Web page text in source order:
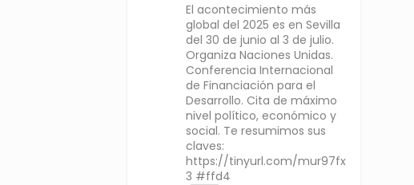
El acontecimiento más
global del 2025 es en Sevilla
del 30 de junio al 3 de julio.
Organiza Naciones Unidas.
Conferencia Internacional
de Financiación para el
Desarrollo. Cita de máximo
nivel político, económico y
social. Te resumimos sus
claves:
https://tinyurl.com/mur97fx
3 #ffd4